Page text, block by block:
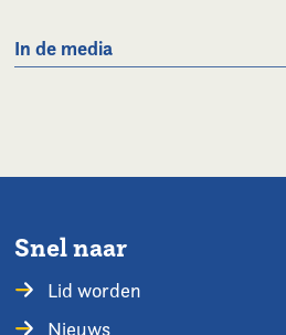
In de media
Snel naar
Lid worden
Nieuws